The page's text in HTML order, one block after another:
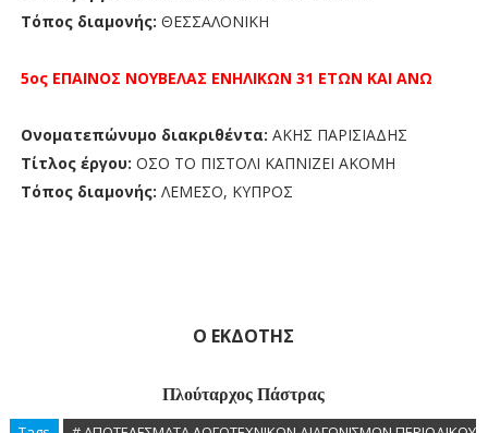
Τόπος διαμονής: ΘΕΣΣΑΛΟΝΙΚΗ
5ος ΕΠΑΙΝΟΣ ΝΟΥΒΕΛΑΣ ΕΝΗΛΙΚΩΝ 31 ΕΤΩΝ ΚΑΙ ΑΝΩ
Ονοματεπώνυμο διακριθέντα: ΑΚΗΣ ΠΑΡΙΣΙΑΔΗΣ
Τίτλος έργου: ΟΣΟ ΤΟ ΠΙΣΤΟΛΙ ΚΑΠΝΙΖΕΙ ΑΚΟΜΗ
Τόπος διαμονής: ΛΕΜΕΣΟ, ΚΥΠΡΟΣ
Ο ΕΚΔΟΤΗΣ
Πλούταρχος Πάστρας